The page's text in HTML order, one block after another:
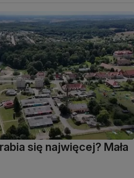
się najwięcej? Mała